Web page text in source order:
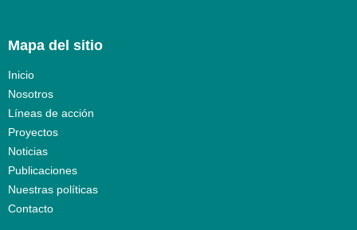
Mapa del sitio
Inicio
Nosotros
Líneas de acción
Proyectos
Noticias
Publicaciones
Nuestras políticas
Contacto